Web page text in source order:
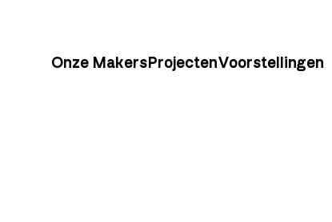
Onze Makers ProjectenVoorstellingen